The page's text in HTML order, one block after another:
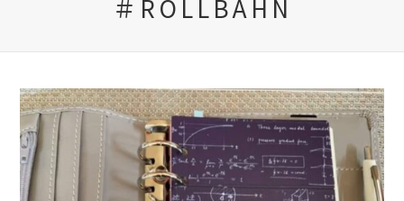
＃ROLLBAHN